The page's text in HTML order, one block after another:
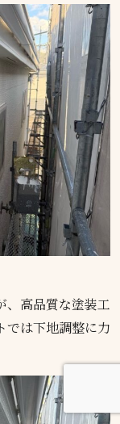
、高品質な塗装工
では下地調整に力